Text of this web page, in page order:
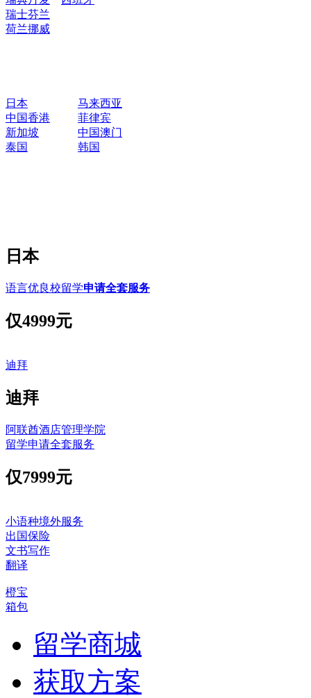
瑞士芬兰
荷兰挪威
日本
马来西亚
中国香港
菲律宾
新加坡
中国澳门
泰国
韩国
日本
语言优良校留学申请全套服务
仅4999元
迪拜
迪拜
阿联酋酒店管理学院
留学申请全套服务
仅7999元
小语种境外服务
出国保险
文书写作
翻译
橙宝
箱包
留学商城
获取方案